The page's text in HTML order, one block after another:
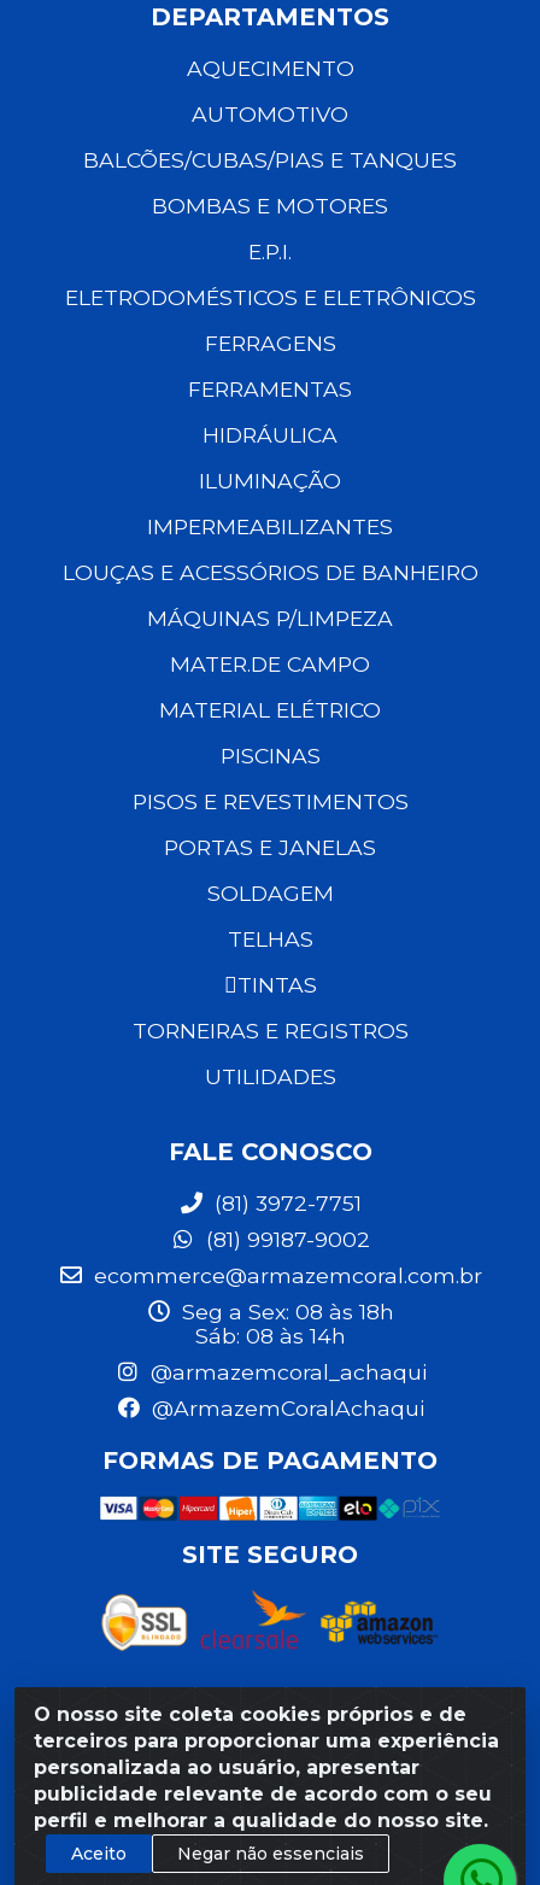
O nosso site coleta cookies próprios e de
terceiros para proporcionar uma experiência
personalizada ao usuário, apresentar
publicidade relevante de acordo com o seu
perfil e melhorar a qualidade do nosso site.
Aceito
Negar não essenciais
DEPARTAMENTOS
AQUECIMENTO
AUTOMOTIVO
BALCÕES/CUBAS/PIAS E TANQUES
BOMBAS E MOTORES
E.P.I.
ELETRODOMÉSTICOS E ELETRÔNICOS
FERRAGENS
FERRAMENTAS
HIDRÁULICA
ILUMINAÇÃO
IMPERMEABILIZANTES
LOUÇAS E ACESSÓRIOS DE BANHEIRO
MÁQUINAS P/LIMPEZA
MATER.DE CAMPO
MATERIAL ELÉTRICO
PISCINAS
PISOS E REVESTIMENTOS
PORTAS E JANELAS
SOLDAGEM
TELHAS
TINTAS
TORNEIRAS E REGISTROS
UTILIDADES
FALE CONOSCO
(81) 3972-7751
(81) 99187-9002
ecommerce@armazemcoral.com.br
Seg a Sex: 08 às 18h
Sáb: 08 às 14h
@armazemcoral_achaqui
@ArmazemCoralAchaqui
FORMAS DE PAGAMENTO
SITE SEGURO
Razão Social: Armazém Coral LTDA - Rua da Praia,
103 - São José - Recife/PE - CEP 50020-550 -
CNPJ 11.623.188/0027-80